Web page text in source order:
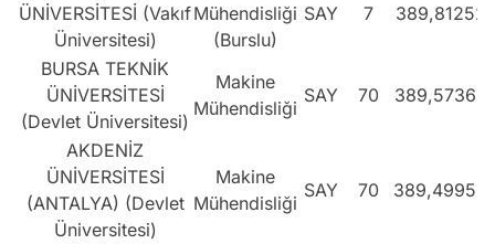
ÜNİVERSİTESİ (Vakıf
Üniversitesi)
Mühendisliği
(Burslu)
SAY 7 389,81252
BURSA TEKNİK
ÜNİVERSİTESİ
(Devlet Üniversitesi)
Makine
Mühendisliği
SAY 70 389,57363
AKDENİZ
ÜNİVERSİTESİ
(ANTALYA) (Devlet
Üniversitesi)
Makine
Mühendisliği
SAY 70 389,49959